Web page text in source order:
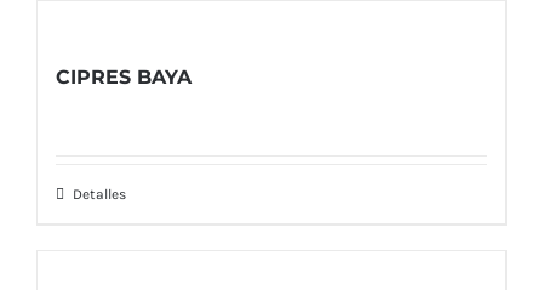
CIPRES BAYA
Detalles